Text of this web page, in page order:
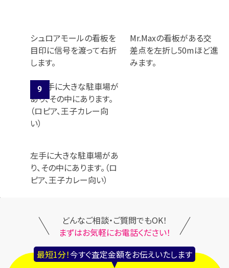
シュロアモールの看板を
目印に信号を渡って右折
します。
Mr.Maxの看板がある交
差点を左折し50mほど進
みます。
左手に大きな駐車場があ
り、その中にあります。（ロ
ピア、王子カレー向い）
どんなご相談・ご質問でもOK！
まずはお気軽にお電話ください！
最短1分！今すぐ査定金額をお伝えいたします